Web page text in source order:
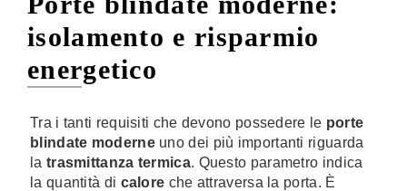
isolamento e risparmio
energetico
Tra i tanti requisiti che devono possedere le porte
blindate moderneuno dei più importanti riguarda
la trasmittanza termica. Questo parametro indica
la quantità di calore che attraversa la porta. È